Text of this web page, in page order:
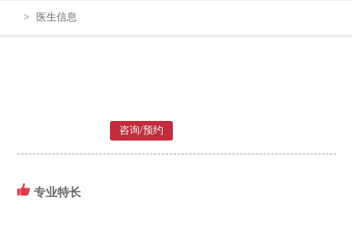
> 医生信息
咨询/预约
专业特长